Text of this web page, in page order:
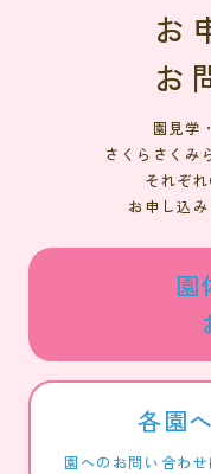
お
お
園見学
さくらさくみ
それぞ
お申し込み
園
各園
園へのお問い合わ